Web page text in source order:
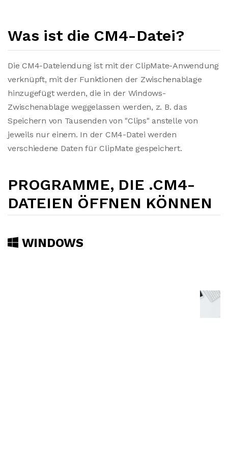
Was ist die CM4-Datei?
Die CM4-Dateiendung ist mit der ClipMate-Anwendung
verknüpft, mit der Funktionen der Zwischenablage
hinzugefügt werden, die in der Windows-
Zwischenablage weggelassen werden, z. B. das
Speichern von Tausenden von "Clips" anstelle von
jeweils nur einem. In der CM4-Datei werden
verschiedene Daten für ClipMate gespeichert.
PROGRAMME, DIE .CM4-
DATEIEN ÖFFNEN KÖNNEN
WINDOWS